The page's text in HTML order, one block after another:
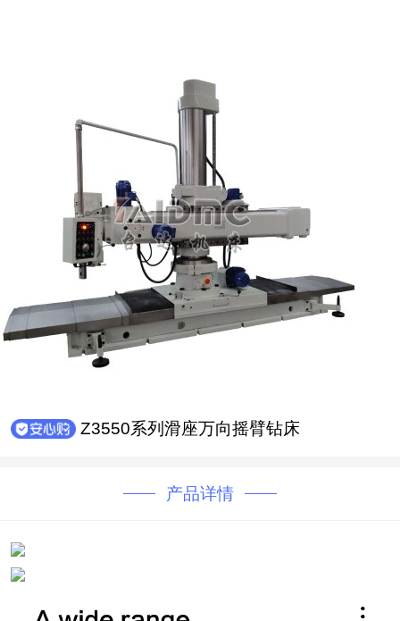
Z3550系列滑座万向摇臂钻床
产品详情